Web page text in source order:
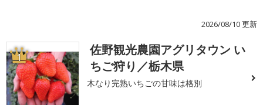
2026/08/10 更新
1
佐野観光農園アグリタウン い
ちご狩り／栃木県
木なり完熟いちごの甘味は格別